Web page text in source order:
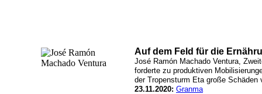
Auf dem Feld für die
José Ramón Machado Ventura,
forderte zu produktiven
der Tropensturm Eta große Schäden
23.11.2020: Granma